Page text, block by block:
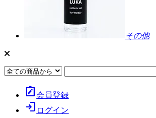
その他
note_alt会員登録
login ログイン